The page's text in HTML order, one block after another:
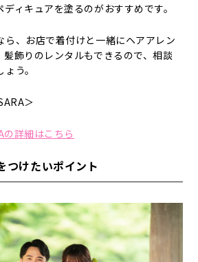
ィキュアを塗るのがおすすめです。
ら、お店で着付けと一緒にヘアアレン
飾りのレンタルもできるので、相談
う。
＞
詳細はこちら
つけたいポイント